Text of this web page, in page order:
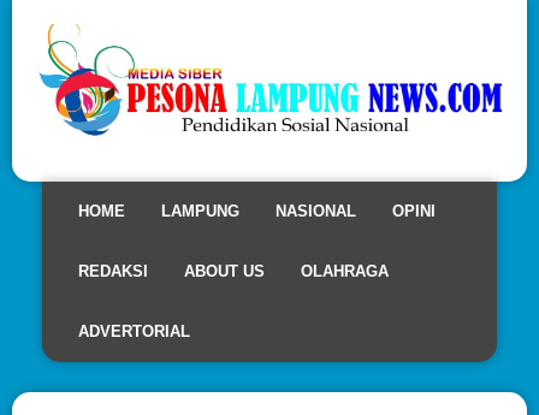
HOME LAMPUNG NASIONAL OPINI
REDAKSI ABOUT US OLAHRAGA
ADVERTORIAL